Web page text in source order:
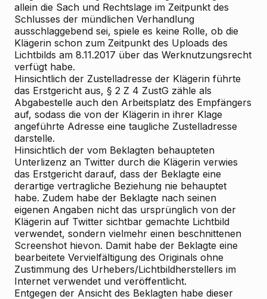
allein die Sach und Rechtslage im Zeitpunkt des
Schlusses der mündlichen Verhandlung
ausschlaggebend sei, spiele es keine Rolle, ob die
Klägerin schon zum Zeitpunkt des Uploads des
Lichtbilds am 8.11.2017 über das Werknutzungsrecht
verfügt habe.
Hinsichtlich der Zustelladresse der Klägerin führte
das Erstgericht aus, § 2 Z 4 ZustG zähle als
Abgabestelle auch den Arbeitsplatz des Empfängers
auf, sodass die von der Klägerin in ihrer Klage
angeführte Adresse eine taugliche Zustelladresse
darstelle.
Hinsichtlich der vom Beklagten behaupteten
Unterlizenz an Twitter durch die Klägerin verwies
das Erstgericht darauf, dass der Beklagte eine
derartige vertragliche Beziehung nie behauptet
habe. Zudem habe der Beklagte nach seinen
eigenen Angaben nicht das ursprünglich von der
Klägerin auf Twitter sichtbar gemachte Lichtbild
verwendet, sondern vielmehr einen beschnittenen
Screenshot hievon. Damit habe der Beklagte eine
bearbeitete Vervielfältigung des Originals ohne
Zustimmung des Urhebers/Lichtbildherstellers im
Internet verwendet und veröffentlicht.
Entgegen der Ansicht des Beklagten habe dieser